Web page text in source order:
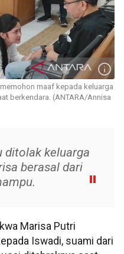
maaf kepada keluarga
berkendara. (ANTARA/Annisa
ditolak keluarga
berasal dari
Marisa Putri
Iswadi, suami dari